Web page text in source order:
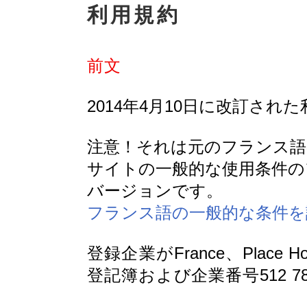
利用規約
前文
2014年4月10日に改訂された
注意！それは元のフランス
サイトの一般的な使用条件
バージョンです。
フランス語の一般的な条件
登録企業がFrance、Place
登記簿および企業番号512